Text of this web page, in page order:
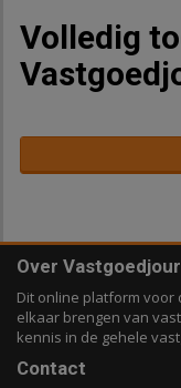
Volledig
Over
Dit online platform
elkaar brengen van
kennis in de gehele
Contact